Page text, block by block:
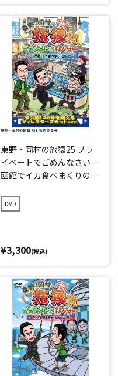
東野・岡村の旅猿25 プラ
イベートでごめんなさい…
函館でイカ食べまくりの旅
DVD
¥3,300(税込)